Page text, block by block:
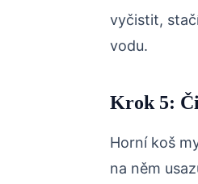
vyčistit,
vodu.
Krok 5:
Horní koš
na něm